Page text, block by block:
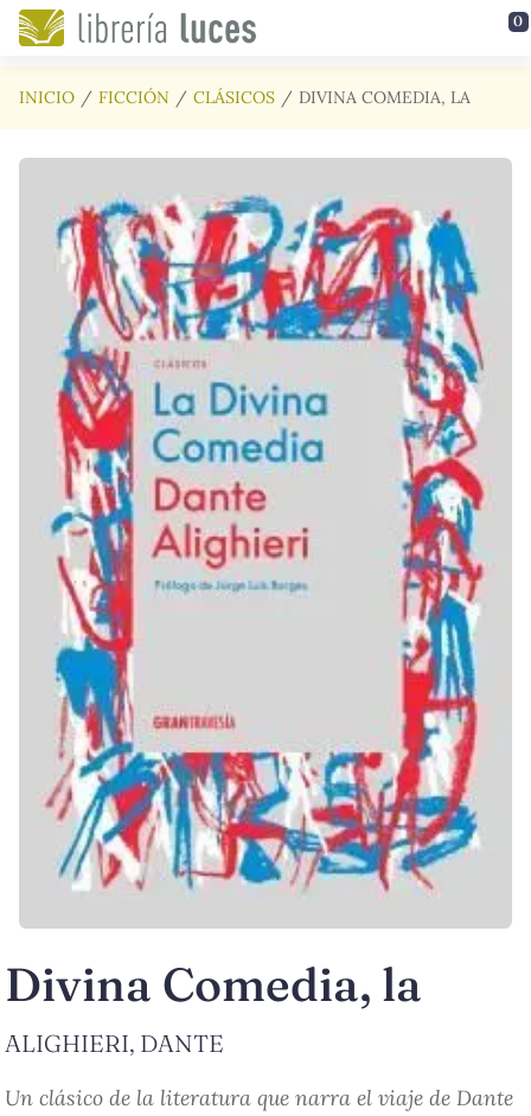
Saltar al contenido principal 0
INICIO FICCIÓN CLÁSICOS DIVINA COMEDIA, LA
Divina Comedia, la
ALIGHIERI, DANTE
Un clásico de la literatura que narra el viaje de Dante